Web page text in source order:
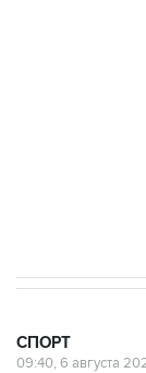
СПОРТ
09:40, 6 августа